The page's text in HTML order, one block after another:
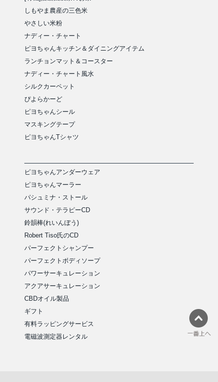
しもやま農産の三色米
やさしい米粉
ナディー・チャート
ピヨちゃんキッチン＆ダイニングアイテム
ランチョンマット＆コースター
ナディー・チャート風水
シルクカーペット
ぴよらかーど
ピヨちゃんシール
マスキングテープ
ピヨちゃんTシャツ
ピヨちゃんアンダーウェア
ピヨちゃんマーラー
パシュミナ・ストール
サウンド・テラピーCD
鈴韻棒(れいんぼう)
Robert Tiso氏のCD
パーフェクトシャンプー
パーフェクトボディソープ
パワーサーキュレーション
アクアサーキュレーション
CBDオイル製品
ギフト
有料ラッピングサービス
電磁波測定器レンタル